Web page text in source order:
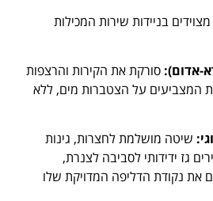
בניידות שירות המכילות
אדום): סורקת את הקירות והרצפות
המצביעים על הצטברות מים, ללא
שיטה מושלמת לחצרות, גינות
גז ידידותי לסביבה לצנרת,
את נקודת הדליפה המדויקת שלו